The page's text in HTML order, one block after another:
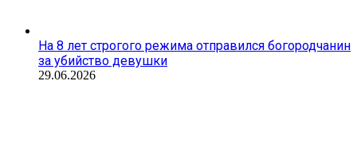
На 8 лет строгого режима отправился богородчанин
за убийство девушки
29.06.2026